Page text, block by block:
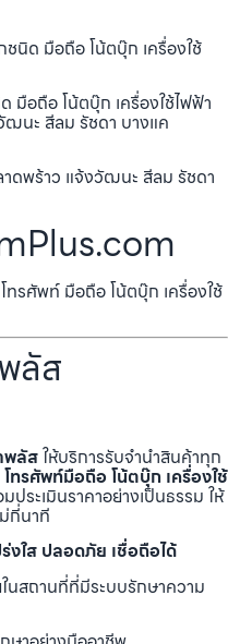
นิด มือถือ โน้ตบุ๊ก เครื่องใช้
มือถือ โน้ตบุ๊ก เครื่องใช้ไฟฟ้า
นะ สีลม รัชดา บางแค
ดพร้าว แจ้งวัฒนะ สีลม รัชดา
ทรศัพท์ มือถือ โน้ตบุ๊ก เครื่องใช้
ลัส
พลัสให้บริการรับจำนำสินค้าทุก
โทรศัพท์มือถือ โน้ตบุ๊ก เครื่องใช้
ระเมินราคาอย่างเป็นธรรม ให้
กี่นาที
ร่งใส ปลอดภัย เชื่อถือได้
นสถานที่ที่มีระบบรักษาความ